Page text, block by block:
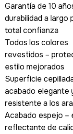
Garantía de 10
durabilidad a largo
total confianza
Todos los colores
revestidos –
estilo mejorados
Superficie
acabado elegante
resistente a los
Acabado espejo –
reflectante de